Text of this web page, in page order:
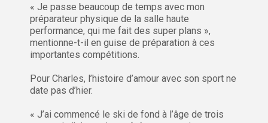
« Je passe beaucoup de temps avec mon
préparateur physique de la salle haute
performance, qui me fait des super plans »,
mentionne-t-il en guise de préparation à ces
importantes compétitions.
Pour Charles, l’histoire d’amour avec son sport ne
date pas d’hier.
« J’ai commencé le ski de fond à l’âge de trois